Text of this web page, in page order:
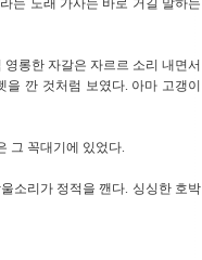
는 노래 가사는 바로 거길 말하는
롱한 자갈은 자르르 소리 내면서
깐 것처럼 보였다. 아마 고갱이
그 꼭대기에 있었다.
소리가 정적을 깬다. 싱싱한 호박